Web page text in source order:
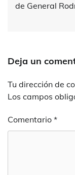
de General
Deja un
Tu dirección de
Los campos
Comentario *